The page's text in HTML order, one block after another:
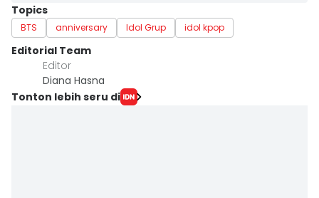
Topics
BTS anniversary Idol Grup idol kpop
Editorial Team
Editor
Diana Hasna
Tonton lebih seru di